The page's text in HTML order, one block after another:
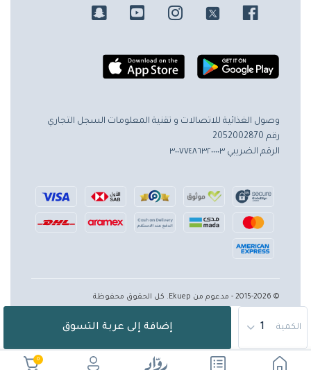
0
الكمية إضافة إلى عربة التسوق
وصول الغذائية للاتصالات و تقنية المعلومات السجل التجاري
رقم 2052002870
الرقم الضريبي ٣٠٠٧٧٤٨٦٣٢٠٠٠٠٣
© 2015-2026 - مدعوم من Ekuep. كل الحقوق محفوظة